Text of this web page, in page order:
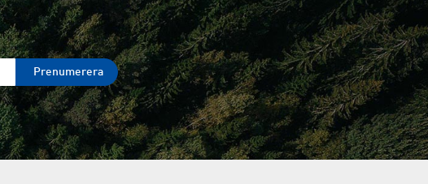
Om FVB
FoU
Utbildning
FVB-Nytt som pdf